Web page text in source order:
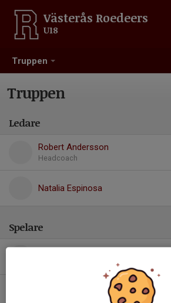
Truppen
Västerås Roedeers
U18
Truppen
Ledare
Robert Andersson
Headcoach
Natalia Espinosa
Spelare